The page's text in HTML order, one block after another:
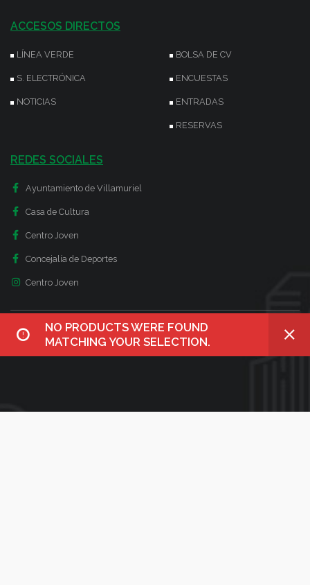
NO PRODUCTS WERE FOUND
MATCHING YOUR SELECTION.
ACCESOS DIRECTOS
LÍNEA VERDE
S. ELECTRÓNICA
NOTICIAS
BOLSA DE CV
ENCUESTAS
ENTRADAS
RESERVAS
REDES SOCIALES
Ayuntamiento de Villamuriel
Casa de Cultura
Centro Joven
Concejalía de Deportes
Centro Joven